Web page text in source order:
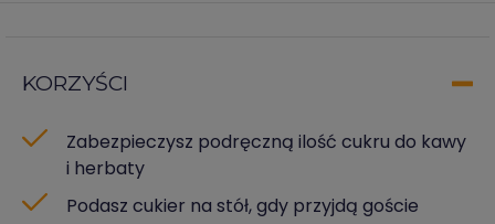
KORZYŚCI
Zabezpieczysz podręczną ilość cukru do kawy
i herbaty
Podasz cukier na stół, gdy przyjdą goście